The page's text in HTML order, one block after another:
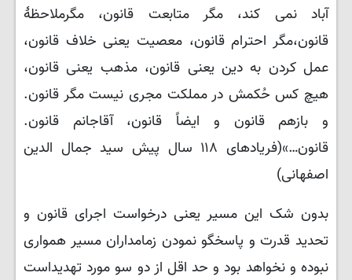
آباد نمی کند، مگر متابعت قانون، مگرملاحظهٔ
قانون،مگر احترام قانون، معصیت یعنی خلاف قانون،
عمل کردن به دین یعنی قانون، مذهب یعنی قانون،
هیچ کس حُکمش در مملکت مجری نیست مگر قانون.
و بازهم قانون و ایضاً قانون، آقاجانم قانون.
قانون…»(فریادهای ۱۱۸ سال پیش سید جمال الدین
اصفهانی)
بدون شک این مسیر یعنی درخواست اجرای قانون و
تحدید قدرت و پاسخگو نمودن زمامداران مسیر همواری
نبوده و نخواهد بود و حد اقل از دو سو مورد تهدیداست